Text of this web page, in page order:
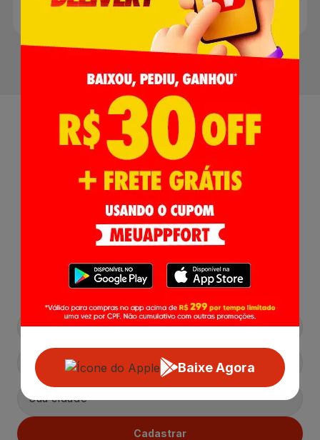
Baixe Agora
Lançamentos e Promoções!
Cadastrar